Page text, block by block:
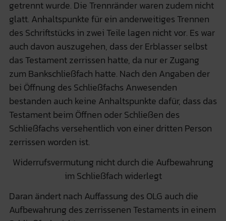
getrennt wurde. Die Trennränder waren zudem nicht
glatt. Anhaltspunkte für ein anderweitiges Trennen
des Schriftstücks in zwei Teile lagen nicht vor. Es war
auch davon auszugehen, dass der Erblasser selbst
das Testament zerrissen hatte, da nur er Zugang
zum Bankschließfach hatte. Nach den Angaben der
bei Öffnung des Schließfachs Anwesenden
bestanden auch keine Anhaltspunkte dafür, dass das
Testament beim Öffnen oder Schließen des
Schließfachs versehentlich von einer dritten Person
zerrissen worden ist.
Widerrufsvermutung nicht durch die Aufbewahrung
im Schließfach widerlegt
Daran ändert nach Auffassung des OLG auch die
Aufbewahrung des zerrissenen Testaments in einem